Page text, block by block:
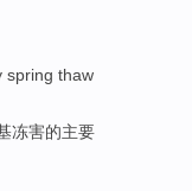
spring thaw
冻害的主要